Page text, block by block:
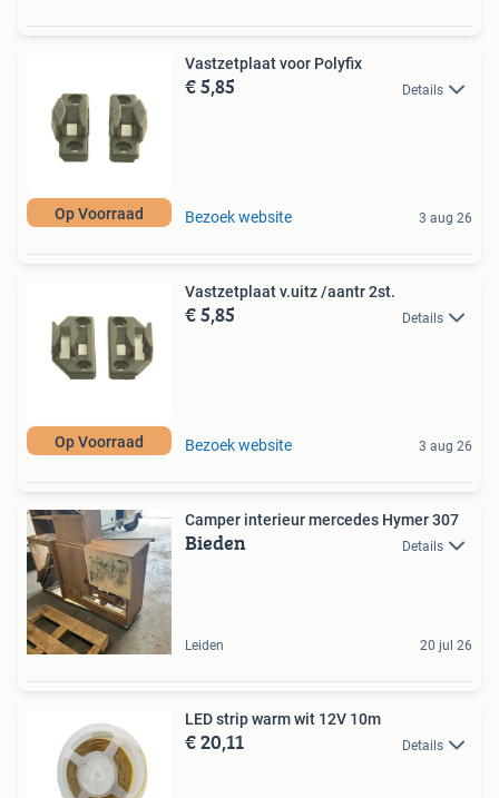
Op Voorraad
Vastzetplaat voor Polyfix
€ 5,85 Details
Bezoek website 3 aug 26
Op Voorraad
Vastzetplaat v.uitz /aantr 2st.
€ 5,85 Details
Bezoek website 3 aug 26
Camper interieur mercedes Hymer 307
Bieden Details
Leiden 20 jul 26
LED strip warm wit 12V 10m
€ 20,11 Details